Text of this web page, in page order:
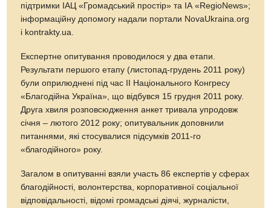
підтримки ІАЦ «Громадський простір» та ІА «RegioNews»;
інформаційну допомогу надали портали NovaUkraina.org
і kontrakty.ua.
Експертне опитування проводилося у два етапи.
Результати першого етапу (листопад-грудень 2011 року)
були оприлюднені під час ІІ Національного Конгресу
«Благодійна Україна», що відбувся 15 грудня 2011 року.
Друга хвиля розповсюдження анкет тривала упродовж
січня – лютого 2012 року; опитувальник доповнили
питаннями, які стосувалися підсумків 2011-го
«благодійного» року.
Загалом в опитуванні взяли участь 86 експертів у сферах
благодійності, волонтерства, корпоративної соціальної
відповідальності, відомі громадські діячі, журналісти,